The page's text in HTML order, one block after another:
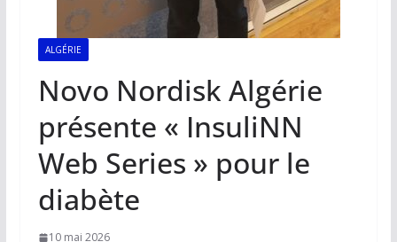
ALGÉRIE
Novo Nordisk Algérie
présente « InsuliNN
Web Series » pour le
diabète
10 mai 2026